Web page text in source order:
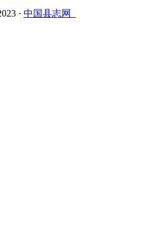
· 中国县志网